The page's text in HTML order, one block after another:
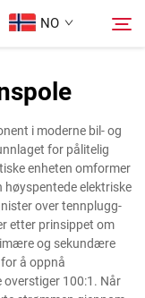
NO
Søk
i moderne bil- og
for pålitelig
enheten omformer
elektriske
over tennplugg-
etter prinsippet om
og sekundære
å oppnå
100:1. Når